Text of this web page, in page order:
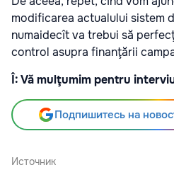
modificarea actualului sistem
numaidecît va trebui să
control asupra finanţării
Î: Vă mulţumim pentru
Подпишитесь на
Источник